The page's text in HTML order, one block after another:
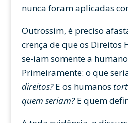
nunca foram aplicadas
Outrossim, é preciso
crença de que os Direitos
se-iam somente a
Primeiramente: o que
direitos?E os humanos
quem seriam?E quem